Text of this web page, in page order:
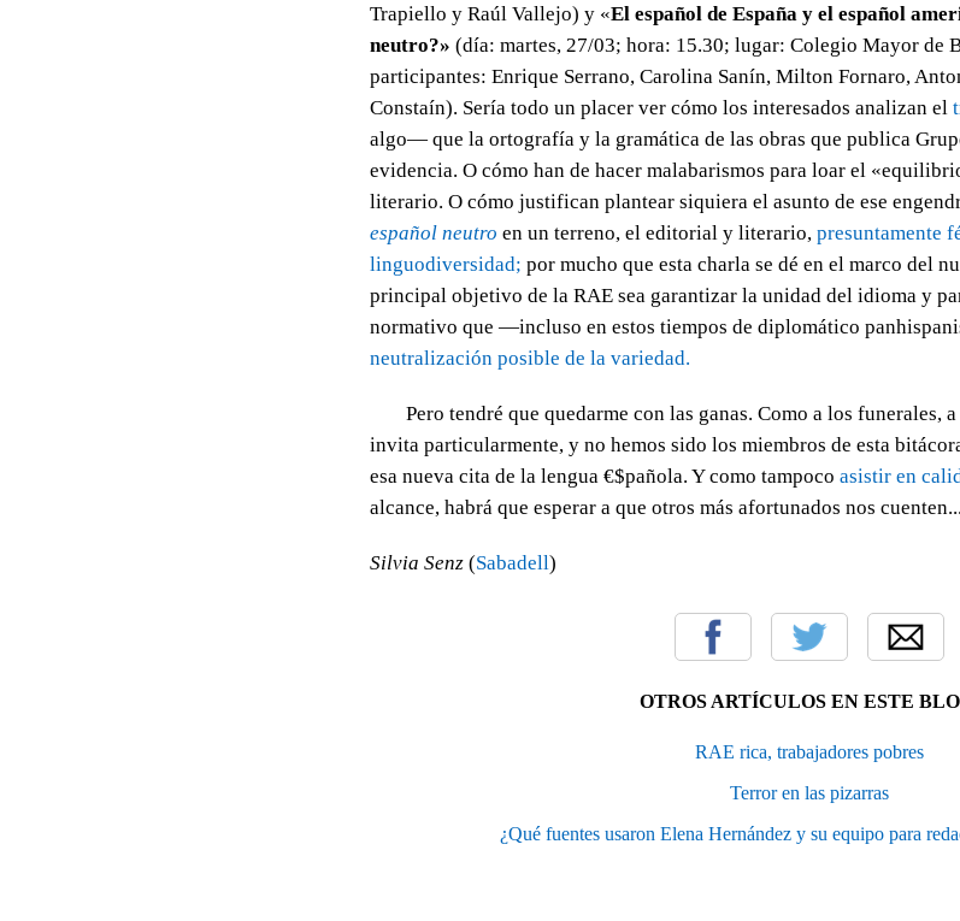
Trapiello y Raúl Vallejo) y «El español de España y el español
neutro?» (día: martes, 27/03; hora: 15.30; lugar: Colegio Mayor de
participantes: Enrique Serrano, Carolina Sanín, Milton Fornaro,
Constaín). Sería todo un placer ver cómo los interesados analizan el
algo— que la ortografía y la gramática de las obras que publica
evidencia. O cómo han de hacer malabarismos para loar el
literario. O cómo justifican plantear siquiera el asunto de ese
español neutro en un terreno, el editorial y literario, presuntamente
linguodiversidad; por mucho que esta charla se dé en el marco del
principal objetivo de la RAE sea garantizar la unidad del idioma y
normativo que —incluso en estos tiempos de diplomático
neutralización posible de la variedad.
Pero tendré que quedarme con las ganas. Como a los funerales,
invita particularmente, y no hemos sido los miembros de esta
esa nueva cita de la lengua €$pañola. Y como tampoco asistir en
alcance, habrá que esperar a que otros más afortunados nos cuenten...
Silvia Senz (Sabadell)
OTROS ARTÍCULOS EN ESTE
RAE rica, trabajadores pobres
Terror en las pizarras
¿Qué fuentes usaron Elena Hernández y su equipo para